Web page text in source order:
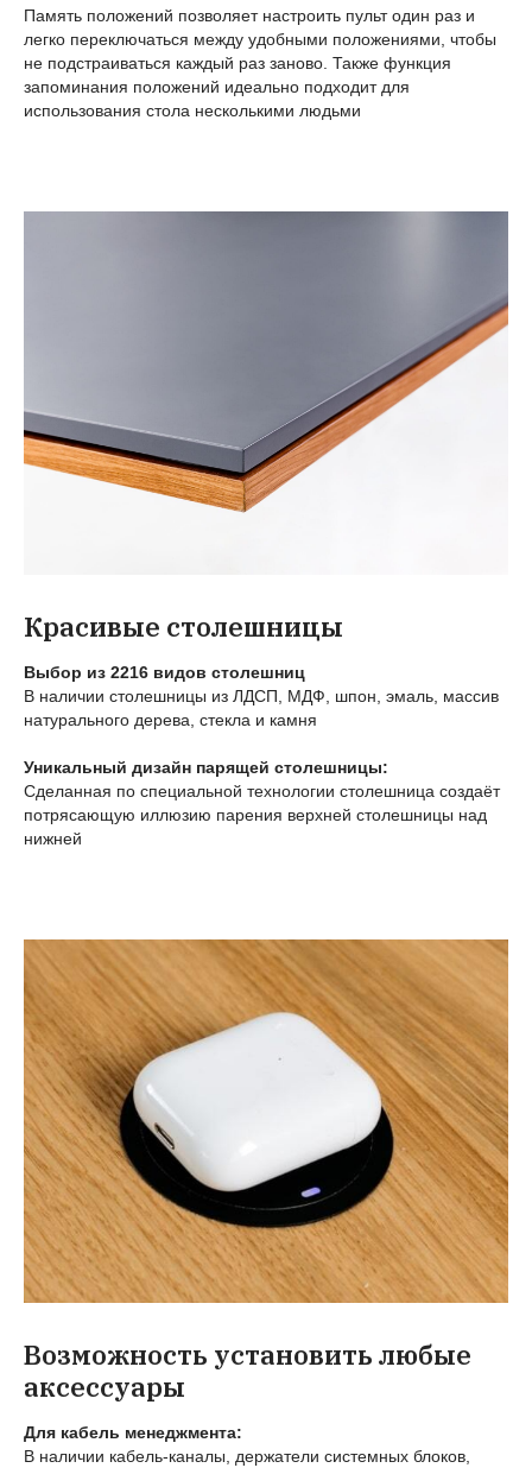
Память положений позволяет настроить пульт один раз и
легко переключаться между удобными положениями, чтобы
не подстраиваться каждый раз заново. Также функция
запоминания положений идеально подходит для
использования стола несколькими людьми
Красивые столешницы
Выбор из 2216 видов столешниц
В наличии столешницы из ЛДСП, МДФ, шпон, эмаль, массив
натурального дерева, стекла и камня
Уникальный дизайн парящей столешницы:
Сделанная по специальной технологии столешница создаёт
потрясающую иллюзию парения верхней столешницы над
нижней
Возможность установить любые
аксессуары
Для кабель менеджмента:
В наличии кабель-каналы, держатели системных блоков,